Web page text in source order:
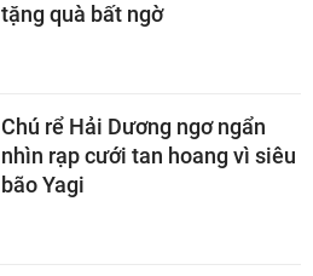
tặng quà bất ngờ
Chú rể Hải Dương ngơ ngẩn
nhìn rạp cưới tan hoang vì siêu
bão Yagi